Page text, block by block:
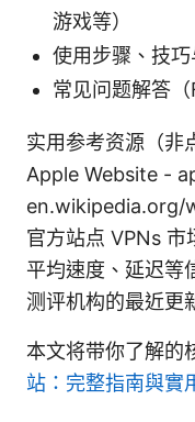
游戏等）
使用步骤、技
常见问题解答（
实用参考资源（非
Apple Website -
en.wikipedia.org/
官方站点 VPNs 市
平均速度、延迟等
测评机构的最近更
本文将带你了解的
站：完整指南與實